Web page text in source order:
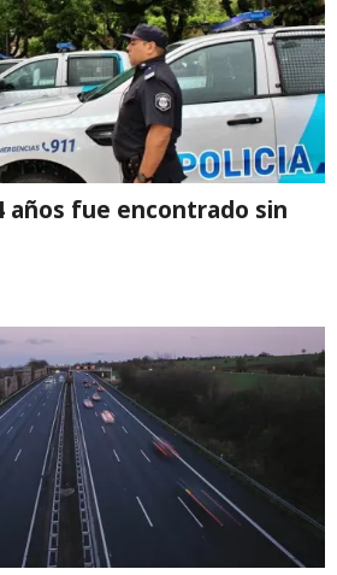
años fue encontrado sin